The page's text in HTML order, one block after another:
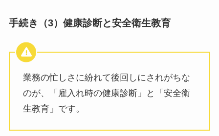
手続き（3）健康診断と安全衛生教育
業務の忙しさに紛れて後回しにされがちな
のが、「雇入れ時の健康診断」と「安全衛
生教育」です。